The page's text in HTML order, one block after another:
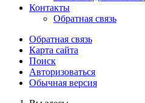
Контакты
Обратная связь
Обратная связь
Карта сайта
Поиск
Авторизоваться
Обычная версия